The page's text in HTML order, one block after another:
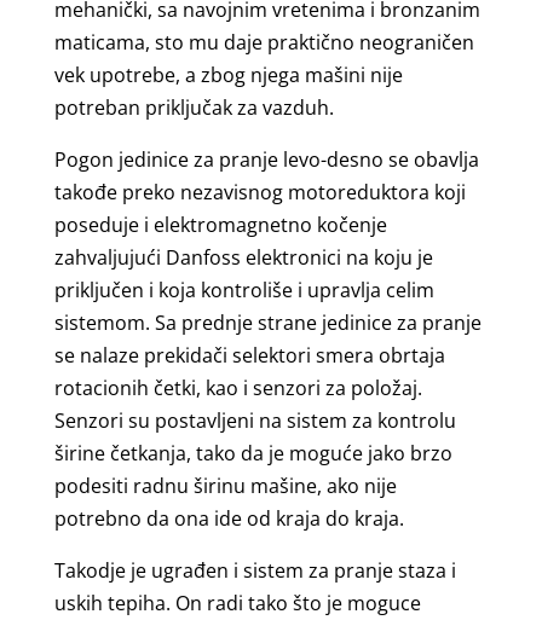
mehanički, sa navojnim vretenima i bronzanim
maticama, sto mu daje praktično neograničen
vek upotrebe, a zbog njega mašini nije
potreban priključak za vazduh.
Pogon jedinice za pranje levo-desno se obavlja
takođe preko nezavisnog motoreduktora koji
poseduje i elektromagnetno kočenje
zahvaljujući Danfoss elektronici na koju je
priključen i koja kontroliše i upravlja celim
sistemom. Sa prednje strane jedinice za pranje
se nalaze prekidači selektori smera obrtaja
rotacionih četki, kao i senzori za položaj.
Senzori su postavljeni na sistem za kontrolu
širine četkanja, tako da je moguće jako brzo
podesiti radnu širinu mašine, ako nije
potrebno da ona ide od kraja do kraja.
Takodje je ugrađen i sistem za pranje staza i
uskih tepiha. On radi tako što je moguce